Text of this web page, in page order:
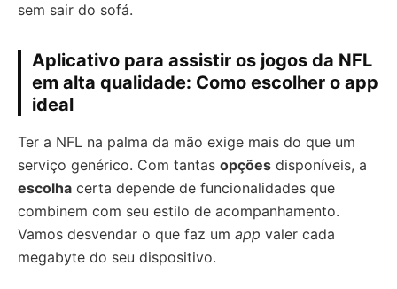
sem sair do sofá.
Aplicativo para assistir os jogos da NFL
em alta qualidade: Como escolher o app
ideal
Ter a NFL na palma da mão exige mais do que um
serviço genérico. Com tantas opções disponíveis, a
escolha certa depende de funcionalidades que
combinem com seu estilo de acompanhamento.
Vamos desvendar o que faz um app valer cada
megabyte do seu dispositivo.